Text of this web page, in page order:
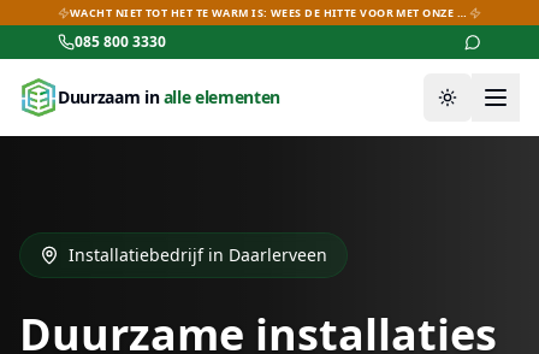
WACHT NIET TOT HET TE WARM IS: WEES DE HITTE VOOR MET ONZE AIRCO-DEALS!
085 800 3330
Duurzaam inalle elementen Thema
Installatiebedrijf in Daarlerveen
Duurzame installaties